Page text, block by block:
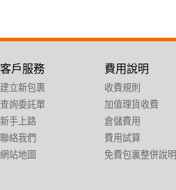
客戶服務
建立新包裹
查詢委託單
新手上路
聯絡我們
網站地圖
費用說明
收費規則
加值理貨收費
倉儲費用
費用試算
免費包裏整併說明